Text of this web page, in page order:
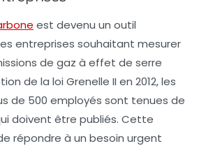
est devenu un outil
entreprises souhaitant mesurer
de gaz à effet de serre
de la loi Grenelle II en 2012, les
de 500 employés sont tenues de
doivent être publiés. Cette
répondre à un besoin urgent